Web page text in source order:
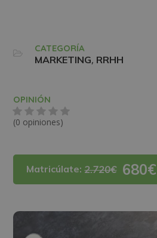
CATEGORÍA
MARKETING, RRHH
OPINIÓN
(0 opiniones)
Matricúlate:2.720€ 680€